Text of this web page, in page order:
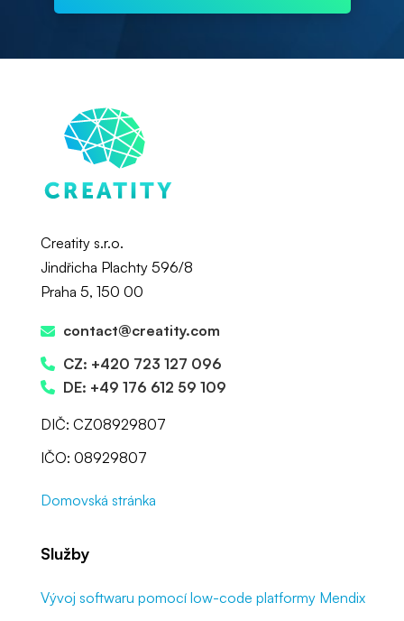
Creatity s.r.o.
Jindřicha Plachty 596/8
Praha 5, 150 00
contact@creatity.com
CZ: +420 723 127 096
DE: +49 176 612 59 109
DIČ: CZ08929807
IČO: 08929807
Domovská stránka
Služby
Vývoj softwaru pomocí low-code platformy Mendix